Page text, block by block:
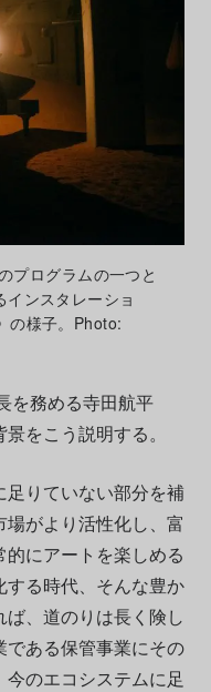
プログラムの一つと
インスタレーショ
の様子。Photo:
を務める寺田航平
をこう説明する。
足りていない部分を補
がより活性化し、富
にアートを楽しめる
する時代、そんな豊か
、道のりは長く険し
である保管事業にその
のエコシステムに足